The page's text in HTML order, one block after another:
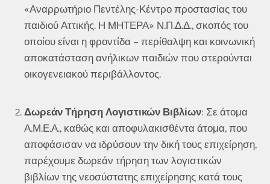
«Αναρρωτήριο Πεντέλης-Κέντρο προστασίας του
παιδιού Αττικής. Η ΜΗΤΕΡΑ» Ν.Π.Δ.Δ., σκοπός του
οποίου είναι η φροντίδα – περίθαλψη και κοινωνική
αποκατάσταση ανήλικων παιδιών που στερούνται
οικογενειακού περιβάλλοντος.
Δωρεάν Τήρηση Λογιστικών Βιβλίων: Σε άτομα
Α.Μ.Ε.Α., καθώς και αποφυλακισθέντα άτομα, που
αποφάσισαν να ιδρύσουν την δική τους επιχείρηση,
παρέχουμε δωρεάν τήρηση των λογιστικών
βιβλίων της νεοσύστατης επιχείρησης κατά τους